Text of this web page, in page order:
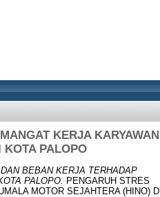
KERJA KARYAWAN
KOTA PALOPO
BEBAN KERJA TERHADAP
PALOPO.
PENGARUH STRES
MOTOR SEJAHTERA (HINO) DI